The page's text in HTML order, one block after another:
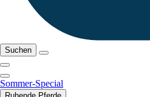
Suchen
Sommer-Special